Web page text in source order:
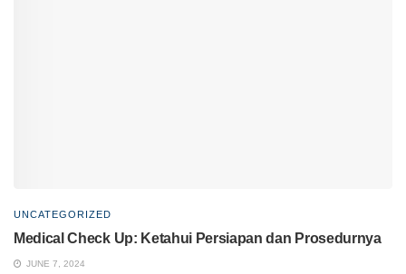
UNCATEGORIZED
Medical Check Up: Ketahui Persiapan dan Prosedurnya
JUNE 7, 2024